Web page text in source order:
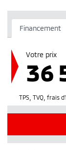
Financement
Votre prix
36
TPS, TVQ, frais